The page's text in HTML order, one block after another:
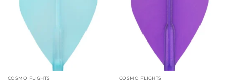
COSMO FLIGHTS COSMO FLIGHTS